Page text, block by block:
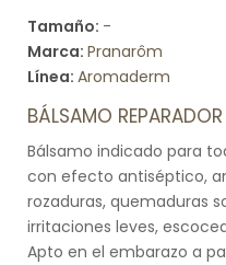
Tamaño: -
Marca: Pranarôm
Línea: Aromaderm
BÁLSAMO REPARADOR
Bálsamo indicado para
con efecto antiséptico,
rozaduras, quemaduras
irritaciones leves,
Apto en el embarazo a